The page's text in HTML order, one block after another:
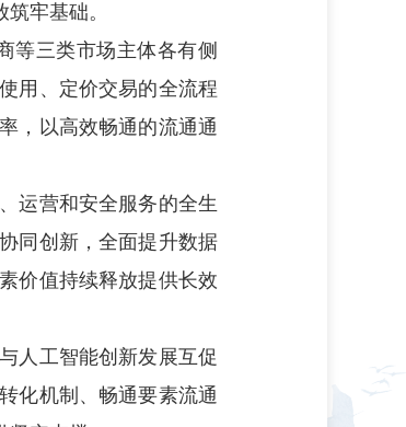
牢基础。
三类市场主体各有侧
用、定价交易的全流程
，以高效畅通的流通通
运营和安全服务的全生
同创新，全面提升数据
价值持续释放提供长效
人工智能创新发展互促
化机制、畅通要素流通